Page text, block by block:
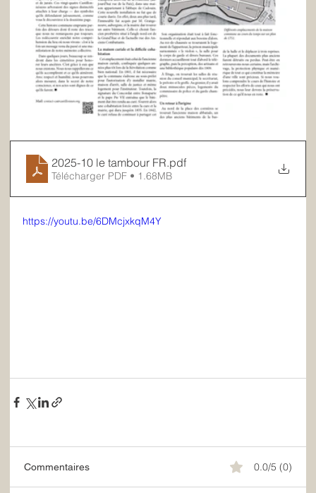
2025-10 le tambour FR.pdf
Télécharger PDF • 1.68MB
https://youtu.be/6DMcjxkqM4Y
Commentaires 0.0/5 (0)